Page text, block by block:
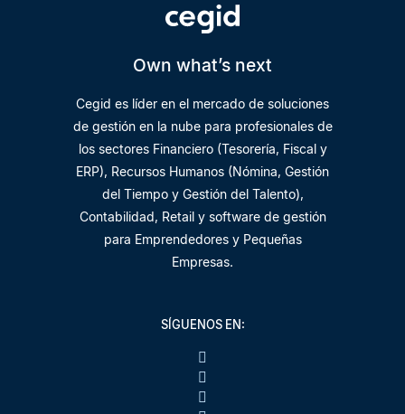
Own what’s next
Cegid es líder en el mercado de soluciones
de gestión en la nube para profesionales de
los sectores Financiero (Tesorería, Fiscal y
ERP), Recursos Humanos (Nómina, Gestión
del Tiempo y Gestión del Talento),
Contabilidad, Retail y software de gestión
para Emprendedores y Pequeñas
Empresas.
SÍGUENOS EN: